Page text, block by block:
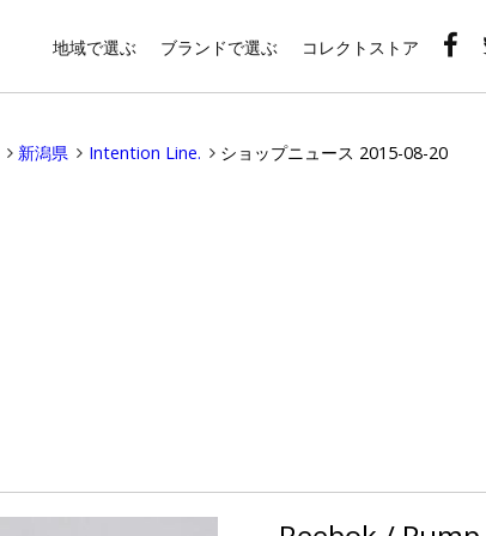
地域で選ぶ ブランドで選ぶ コレクトストア
新潟県 Intention Line. ショップニュース 2015-08-20